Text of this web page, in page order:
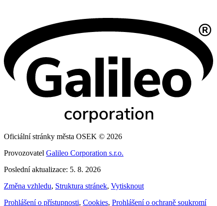
Oficiální stránky města OSEK © 2026
Provozovatel Galileo Corporation s.r.o.
Poslední aktualizace: 5. 8. 2026
Změna vzhledu, Struktura stránek, Vytisknout
Prohlášení o přístupnosti, Cookies, Prohlášení o ochraně soukromí